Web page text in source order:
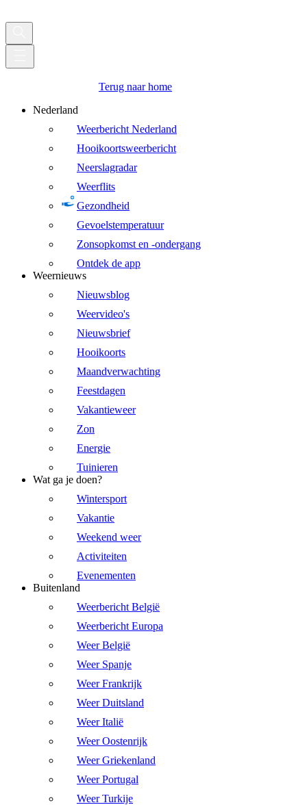
Terug naar home
Nederland
Weerbericht Nederland
Hooikoortsweerbericht
Neerslagradar
Weerflits
Gezondheid
Gevoelstemperatuur
Zonsopkomst en -ondergang
Ontdek de app
Weernieuws
Nieuwsblog
Weervideo's
Nieuwsbrief
Hooikoorts
Maandverwachting
Feestdagen
Vakantieweer
Zon
Energie
Tuinieren
Wat ga je doen?
Wintersport
Vakantie
Weekend weer
Activiteiten
Evenementen
Buitenland
Weerbericht België
Weerbericht Europa
Weer België
Weer Spanje
Weer Frankrijk
Weer Duitsland
Weer Italië
Weer Oostenrijk
Weer Griekenland
Weer Portugal
Weer Turkije